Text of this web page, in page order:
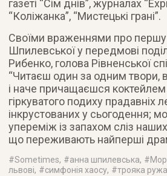
газеті “Сім днів”, журналах
“Коліжанка”, “Мистецькі грані”.
Своїми враженнями про першу
Шпилевської у передмові
Рибенко, голова Рівненської
“Читаєш один за одним твори,
і наче причащаєшся
гіркуватого подиху прадавніх
інкрустованих у сьогодення;
упереміж із запахом сліз
що переживають найперші
#Sometimes, #анна шпилевська, #
львові, #симфонія хаосу, #трояка ружа